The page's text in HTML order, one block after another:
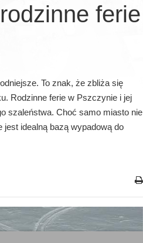
ferie
To znak, że zbliża się
Rodzinne ferie w Pszczynie i jej
szaleństwa. Choć samo miasto nie
idealną bazą wypadową do